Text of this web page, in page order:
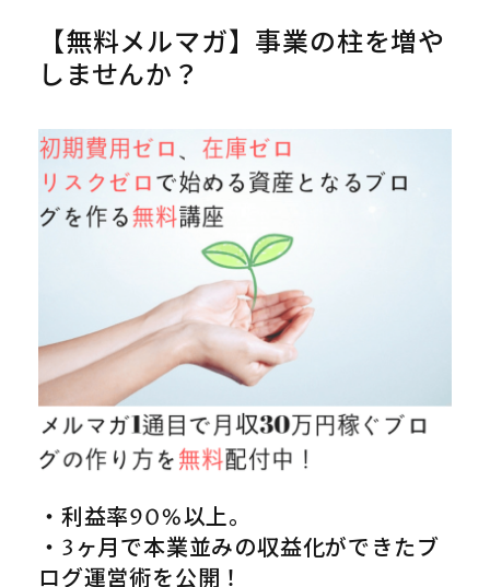
【無料メルマガ】事業の柱を増や
しませんか？
・利益率90%以上。
・3ヶ月で本業並みの収益化ができたブ
ログ運営術を公開！